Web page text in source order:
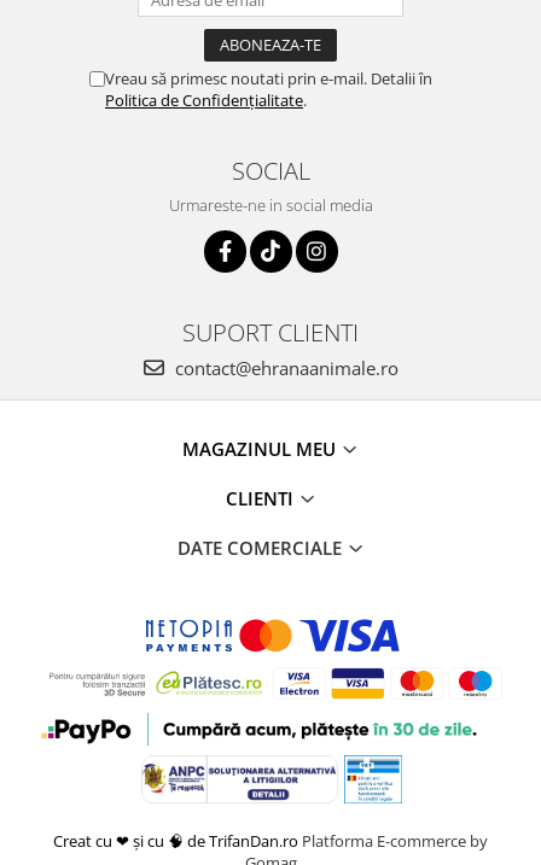
Vreau să primesc noutati prin e-mail. Detalii în
Politica de Confidențialitate.
SOCIAL
Urmareste-ne in social media
SUPORT CLIENTI
contact@ehranaanimale.ro
MAGAZINUL MEU
CLIENTI
DATE COMERCIALE
Creat cu ❤ și cu 🧠 de TrifanDan.ro Platforma E-commerce by